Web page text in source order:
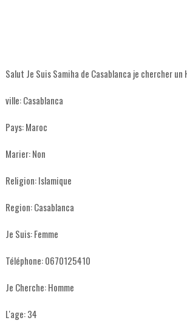
Salut Je Suis Samiha de Casablanca je chercher un
ville:Casablanca
Pays:Maroc
Marier:Non
Religion:Islamique
Region:Casablanca
Je Suis:Femme
Téléphone:0670125410
Je Cherche:Homme
L'age:34